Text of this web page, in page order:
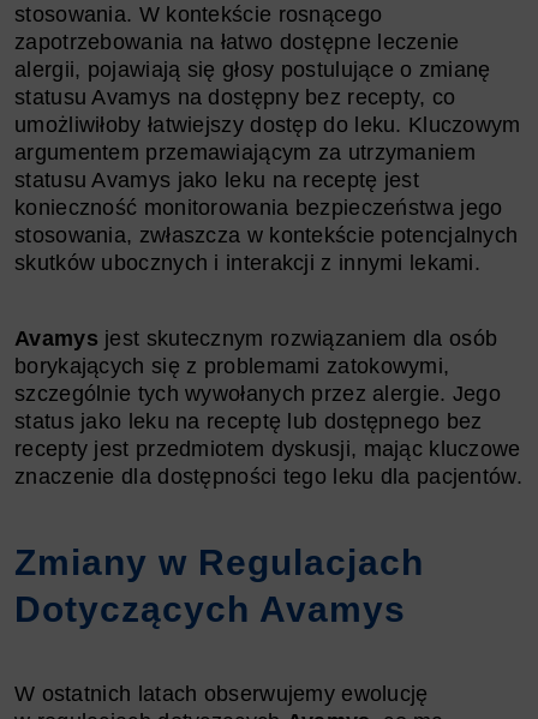
stosowania. W kontekście rosnącego
zapotrzebowania na łatwo dostępne leczenie
alergii, pojawiają się głosy postulujące o zmianę
statusu Avamys na dostępny bez recepty, co
umożliwiłoby łatwiejszy dostęp do leku. Kluczowym
argumentem przemawiającym za utrzymaniem
statusu Avamys jako leku na receptę jest
konieczność monitorowania bezpieczeństwa jego
stosowania, zwłaszcza w kontekście potencjalnych
skutków ubocznych i interakcji z innymi lekami.
Avamys jest skutecznym rozwiązaniem dla osób
borykających się z problemami zatokowymi,
szczególnie tych wywołanych przez alergie. Jego
status jako leku na receptę lub dostępnego bez
recepty jest przedmiotem dyskusji, mając kluczowe
znaczenie dla dostępności tego leku dla pacjentów.
Zmiany w Regulacjach
Dotyczących Avamys
W ostatnich latach obserwujemy ewolucję